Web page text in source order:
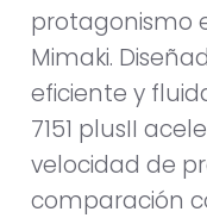
protagonismo
Mimaki.
eficiente y
7151 plusII
velocidad de
comparación